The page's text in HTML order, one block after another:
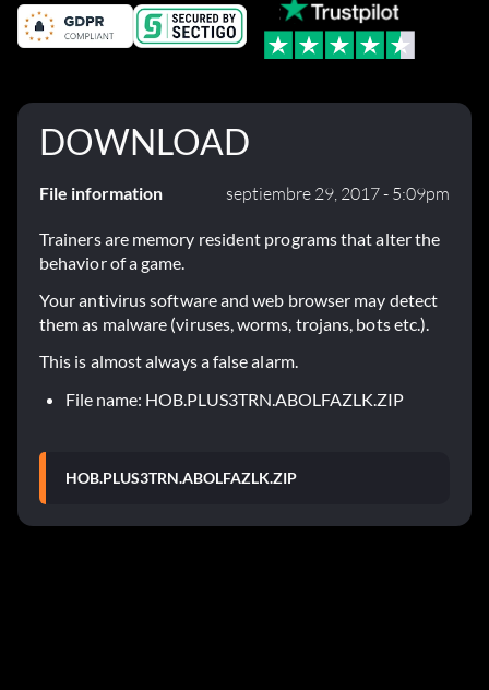
DOWNLOAD
File information septiembre 29, 2017 - 5:09pm
Trainers are memory resident programs that alter the
behavior of a game.
Your antivirus software and web browser may detect
them as malware (viruses, worms, trojans, bots etc.).
This is almost always a false alarm.
File name: HOB.PLUS3TRN.ABOLFAZLK.ZIP
HOB.PLUS3TRN.ABOLFAZLK.ZIP